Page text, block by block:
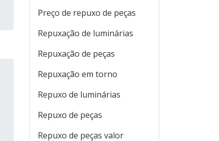
Preço de repuxo de peças
Repuxação de luminárias
Repuxação de peças
Repuxação em torno
Repuxo de luminárias
Repuxo de peças
Repuxo de peças valor